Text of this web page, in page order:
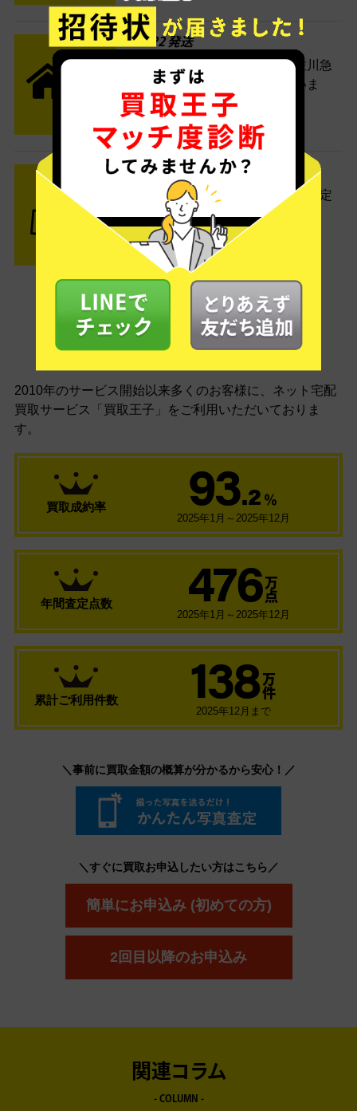
STEP2 発送
送料無料でご自宅から発送！佐川急
便がご自宅まで引き取りに伺いま
す。
STEP3 ご入金
査定結果はメールでお知らせ。査定
結果がOKなら金額をお支払い！
2010年のサービス開始以来多くのお客様に、 ネット宅配
買取サービス「買取王子」をご利用いただいておりま
す。
買取成約率 93.2 ％
2025年1月～2025年12月
年間査定点数 476 万
点
2025年1月～2025年12月
累計ご利用件数 138 万
件
2025年12月まで
＼事前に買取金額の概算が分かるから安心！／
＼すぐに買取お申込したい方はこちら／
簡単にお申込み (初めての方)
2回目以降のお申込み
関連コラム
- COLUMN -